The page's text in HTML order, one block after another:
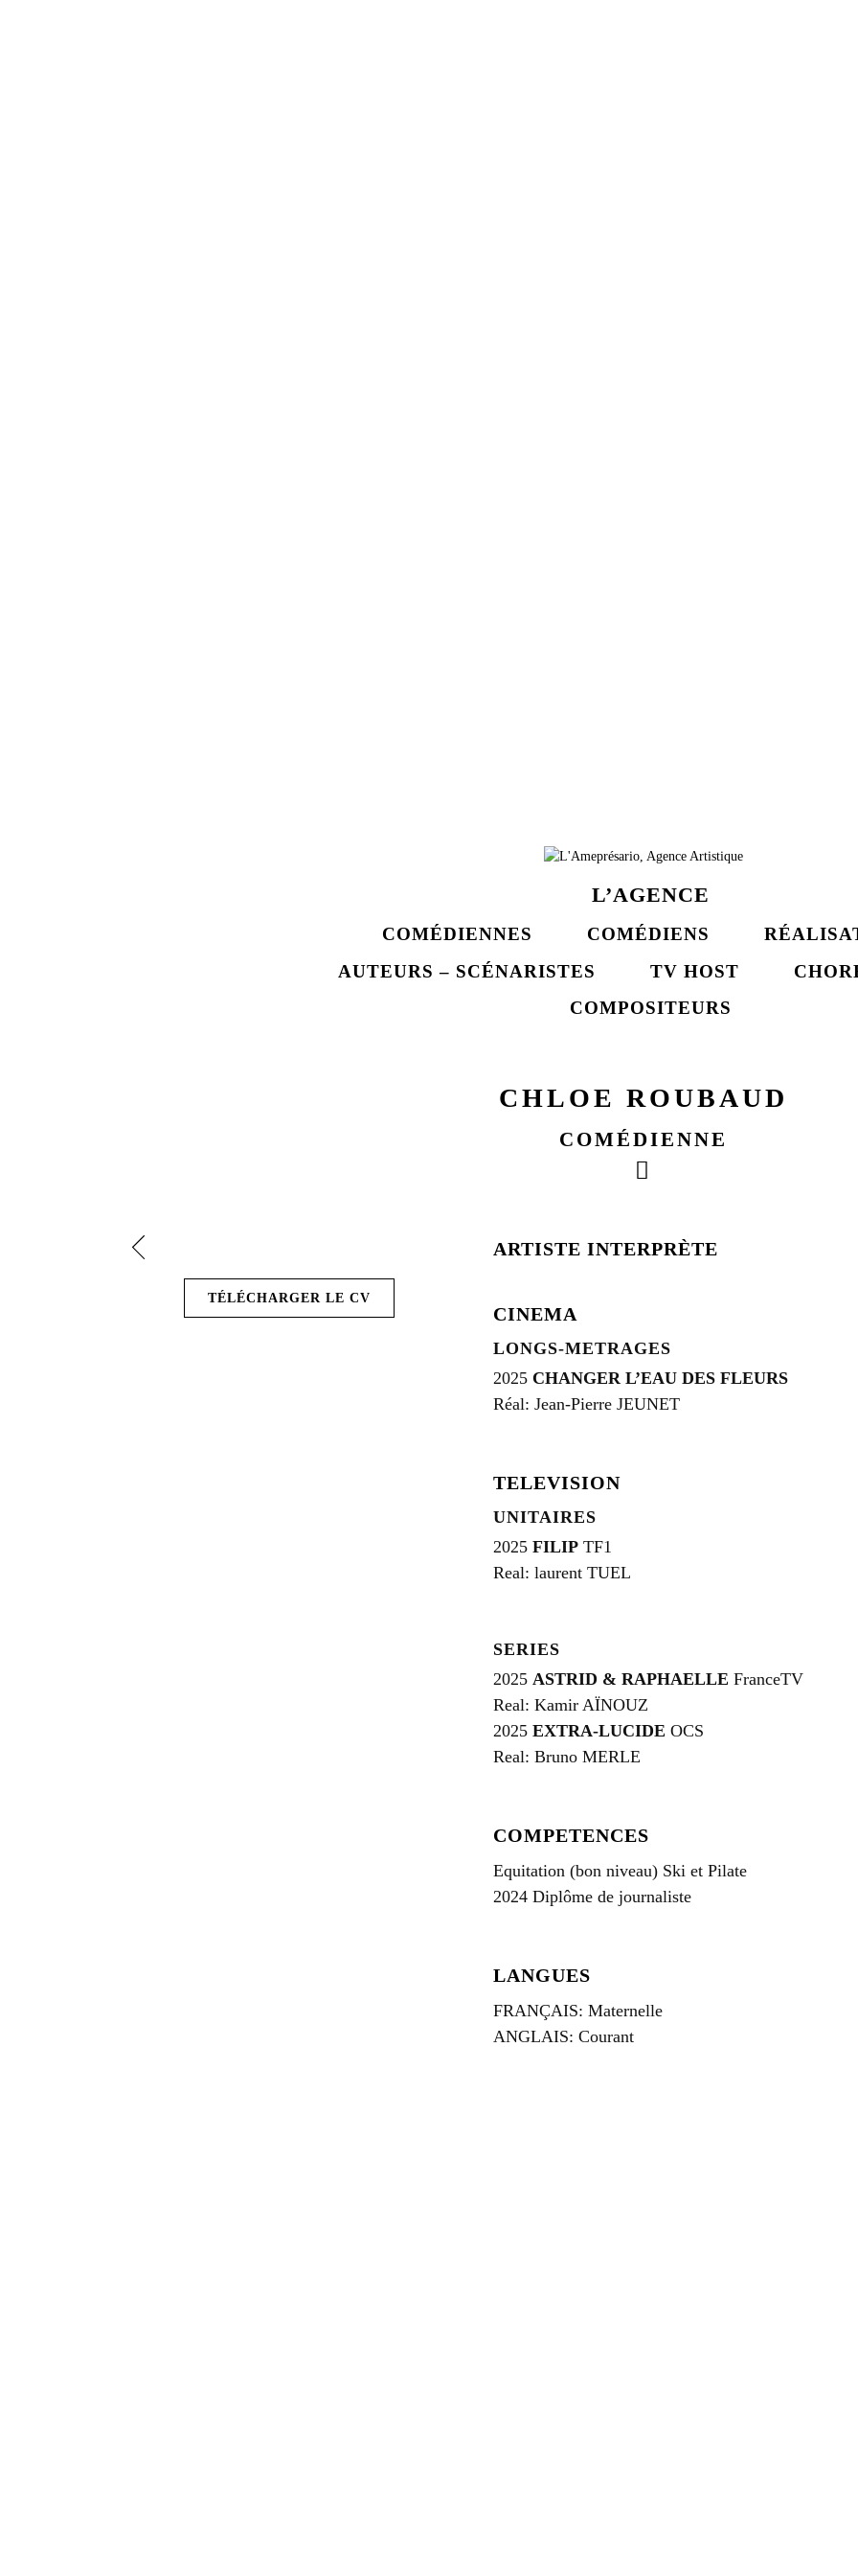
L’AGENCE
COMÉDIENNES COMÉDIENS
AUTEURS – SCÉNARISTES
TV HOST
COMPOSITEURS
CHLOE ROUBAUD
COMÉDIENNE
TÉLÉCHARGER LE CV
ARTISTE INTERPRÈTE
CINEMA
LONGS-METRAGES
2025 CHANGER L’EAU DES FLEURS
Réal: Jean-Pierre JEUNET
TELEVISION
UNITAIRES
2025 FILIP TF1
Real: laurent TUEL
SERIES
2025 ASTRID & RAPHAELLE FranceTV
Real: Kamir AÏNOUZ
2025 EXTRA-LUCIDE OCS
Real: Bruno MERLE
COMPETENCES
Equitation (bon niveau) Ski et Pilate
2024 Diplôme de journaliste
LANGUES
FRANÇAIS: Maternelle
ANGLAIS: Courant